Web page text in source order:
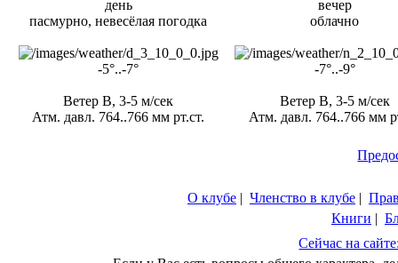
день
пасмурно, невесёлая погодка
-5°..-7°
Ветер В, 3-5 м/сек
Атм. давл. 764..766 мм рт.ст.
вечер
облачно
-7°..-9°
Ветер В, 3-5 м/сек
Атм. давл. 764..766 мм
О клубе | Членство в клубе |
Книги |
Сейчас на